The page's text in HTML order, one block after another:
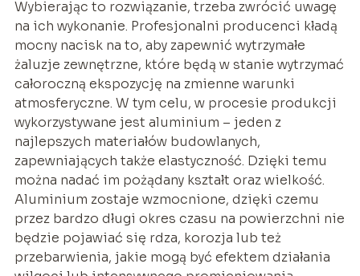
Wybierając to rozwiązanie, trzeba zwrócić uwagę
na ich wykonanie. Profesjonalni producenci kładą
mocny nacisk na to, aby zapewnić wytrzymałe
żaluzje zewnętrzne, które będą w stanie wytrzymać
całoroczną ekspozycję na zmienne warunki
atmosferyczne. W tym celu, w procesie produkcji
wykorzystywane jest aluminium – jeden z
najlepszych materiałów budowlanych,
zapewniających także elastyczność. Dzięki temu
można nadać im pożądany kształt oraz wielkość.
Aluminium zostaje wzmocnione, dzięki czemu
przez bardzo długi okres czasu na powierzchni nie
będzie pojawiać się rdza, korozja lub też
przebarwienia, jakie mogą być efektem działania